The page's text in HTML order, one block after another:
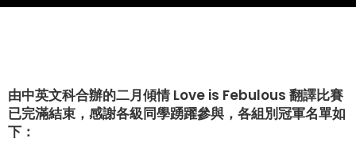
由中英文科合辦的二月傾情 Love is Febulous 翻譯比賽
已完滿結束，感謝各級同學踴躍參與，各組別冠軍名單如
下：